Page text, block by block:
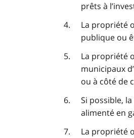
prêts à
La propriété
publique ou
La propriété
municipaux
ou à côté de
Si possible,
alimenté en
La propriété